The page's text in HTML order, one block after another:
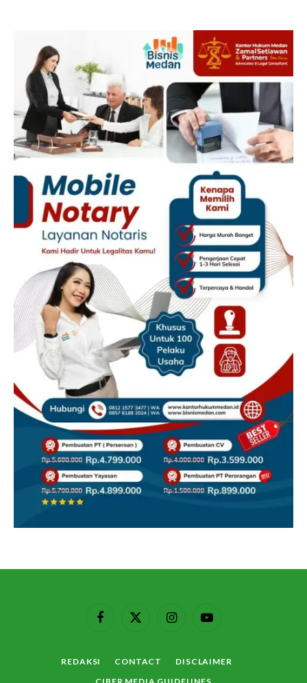
FacebookX
InstagramYouTube
REDAKSI CONTACT
DISCLAIMER